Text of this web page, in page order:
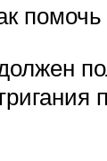
помочь